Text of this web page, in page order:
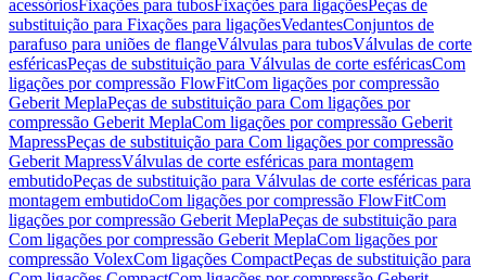
acessóriosFixações para tubosFixações para ligaçõesPeças de
substituição para Fixações para ligaçõesVedantesConjuntos de
parafuso para uniões de flangeVálvulas para tubosVálvulas de corte
esféricasPeças de substituição para Válvulas de corte esféricasCom
ligações por compressão FlowFitCom ligações por compressão
Geberit MeplaPeças de substituição para Com ligações por
compressão Geberit MeplaCom ligações por compressão Geberit
MapressPeças de substituição para Com ligações por compressão
Geberit MapressVálvulas de corte esféricas para montagem
embutidoPeças de substituição para Válvulas de corte esféricas para
montagem embutidoCom ligações por compressão FlowFitCom
ligações por compressão Geberit MeplaPeças de substituição para
Com ligações por compressão Geberit MeplaCom ligações por
compressão VolexCom ligações CompactPeças de substituição para